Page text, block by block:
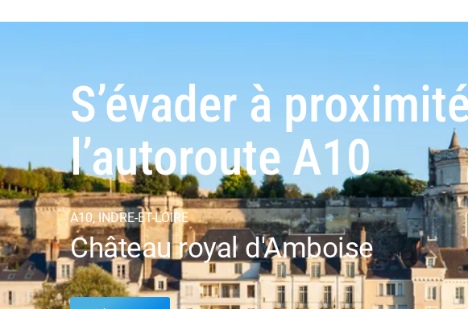
S’évader à
l’autoroute A10
A10, INDRE-ET-LOIRE
Château royal d'Amboise